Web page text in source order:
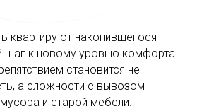
квартиру от накопившегося
шаг к новому уровню комфорта.
становится не
а сложности с вывозом
и старой мебели.